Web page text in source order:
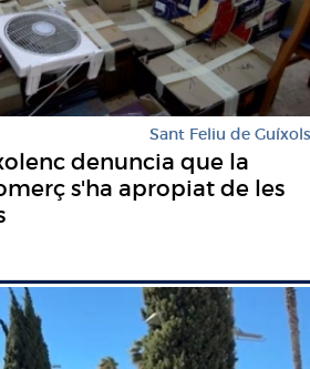
Sant Feliu de Guíxols
denuncia que la
s'ha apropiat de les